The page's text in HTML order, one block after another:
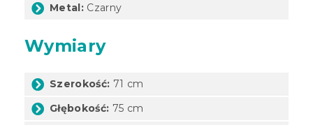
Metal: Czarny
Wymiary
Szerokość: 71 cm
Głębokość: 75 cm